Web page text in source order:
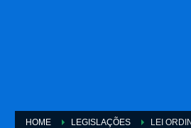
HOME LEGISLAÇÕES LEI